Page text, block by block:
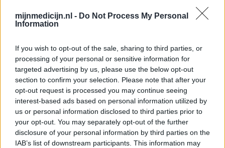
mijnmedicijn.nl - Do Not Process My Personal
Information
If you wish to opt-out of the sale, sharing to third parties, or
processing of your personal or sensitive information for
targeted advertising by us, please use the below opt-out
section to confirm your selection. Please note that after your
opt-out request is processed you may continue seeing
interest-based ads based on personal information utilized by
us or personal information disclosed to third parties prior to
your opt-out. You may separately opt-out of the further
disclosure of your personal information by third parties on the
IAB’s list of downstream participants. This information may
Thyrax Duotab (882)
Schildklier - hypothyroidie (traagwerkend)
Maagzuur - protonpompremmers
Metoprolol (817)
Bloeddruk - betablokkers
Lyrica (795)
Epilepsie
Furabid (735)
Antibiotica - urineweginfectie
Mirtazapine (731)